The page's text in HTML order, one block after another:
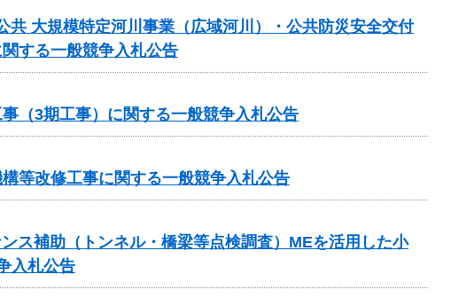
大規模特定河川事業（広域河川）・公共防災安全交付
する一般競争入札公告
（3期工事）に関する一般競争入札公告
等改修工事に関する一般競争入札公告
ス補助（トンネル・橋梁等点検調査）MEを活用した小
入札公告